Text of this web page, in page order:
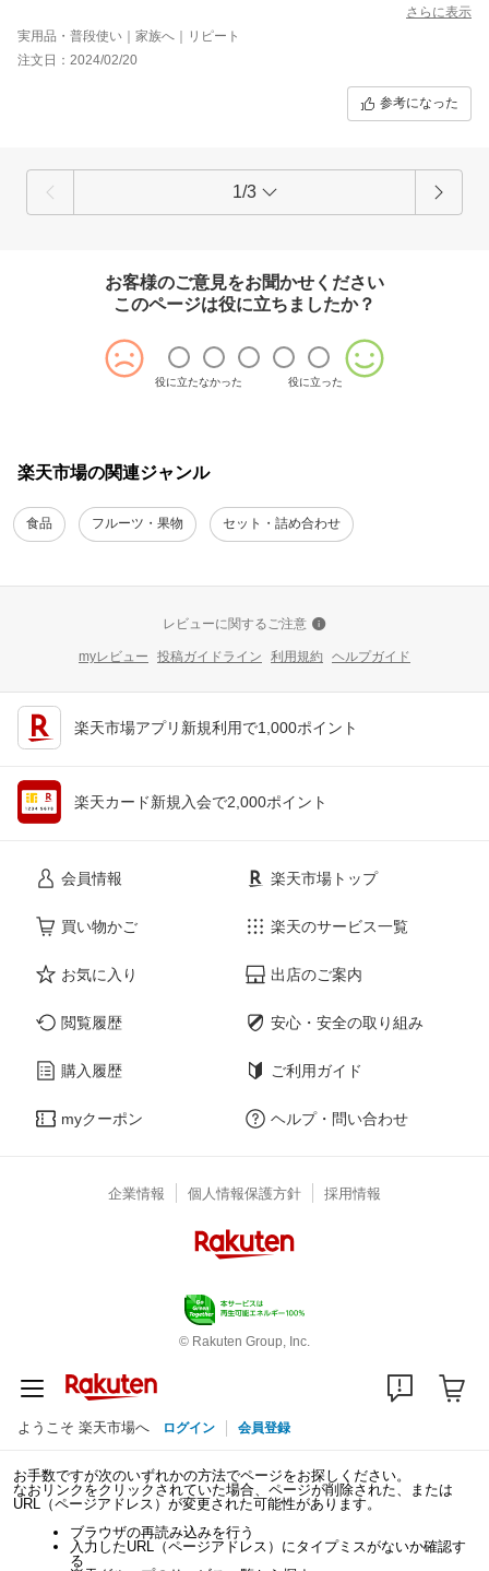
さらに表示
実用品・普段使い｜家族へ｜リピート
注文日：2024/02/20
参考になった
1/3
お客様のご意見をお聞かせください
このページは役に立ちましたか？
役に立たなかった 役に立った
楽天市場の関連ジャンル
食品 フルーツ・果物 セット・詰め合わせ
レビューに関するご注意
myレビュー 投稿ガイドライン 利用規約 ヘルプガイド
楽天市場アプリ新規利用で1,000ポイント
楽天カード新規入会で2,000ポイント
会員情報
買い物かご
お気に入り
閲覧履歴
購入履歴
myクーポン
楽天市場トップ
楽天のサービス一覧
出店のご案内
安心・安全の取り組み
ご利用ガイド
ヘルプ・問い合わせ
企業情報 個人情報保護方針 採用情報
© Rakuten Group, Inc.
ようこそ 楽天市場へ ログイン 会員登録
お手数ですが次のいずれかの方法でページをお探しください。
なおリンクをクリックされていた場合、ページが削除された、または
URL（ページアドレス）が変更された可能性があります。
ブラウザの再読み込みを行う
入力したURL（ページアドレス）にタイプミスがないか確認す
る